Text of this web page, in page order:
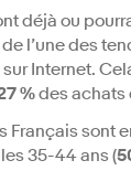
déjà ou
de l’une des
Internet.
%des achats
Français sont
35-44 ans (